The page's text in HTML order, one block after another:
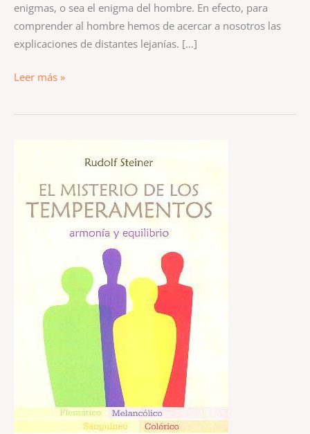
enigmas, o sea el enigma del hombre. En efecto, para
comprender al hombre hemos de acercar a nosotros las
explicaciones de distantes lejanías. […]
Leer más »
los
temperamentos